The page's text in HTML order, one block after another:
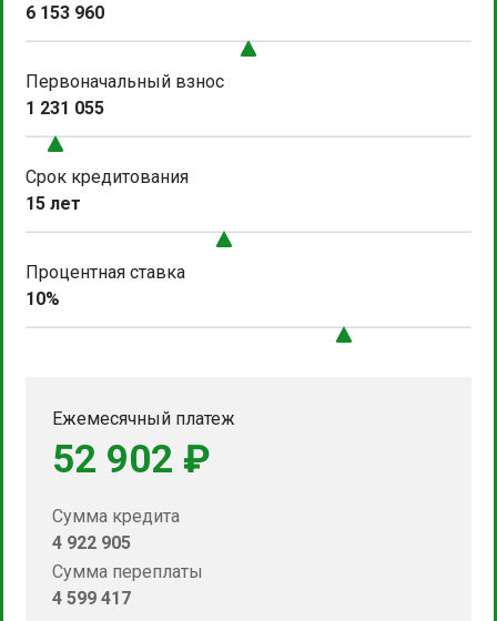
6 153 960
Первоначальный взнос
1 231 055
Срок кредитования
15 лет
Процентная ставка
10%
Ежемесячный платеж
52 902 ₽
Сумма кредита
4 922 905
Сумма переплаты
4 599 417